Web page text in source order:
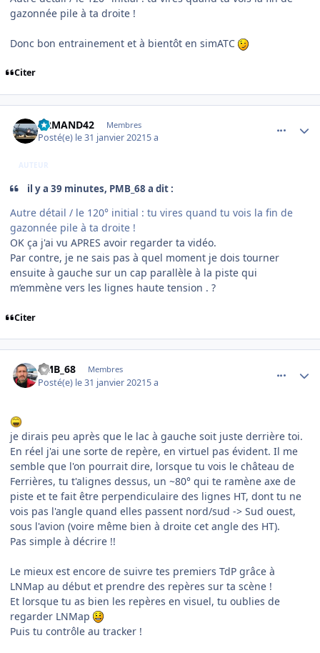
gazonnée pile à ta droite !
Donc bon entrainement et à bientôt en simATC
Citer
ARMAND42 Membres
Posté(e) le 31 janvier 20215 a
AUTEUR
il y a 39 minutes, PMB_68 a dit :
Autre détail / le 120° initial : tu vires quand tu vois la fin de
gazonnée pile à ta droite !
OK ça j'ai vu APRES avoir regarder ta vidéo.
Par contre, je ne sais pas à quel moment je dois tourner
ensuite à gauche sur un cap parallèle à la piste qui
m’emmène vers les lignes haute tension . ?
Citer
PMB_68 Membres
Posté(e) le 31 janvier 20215 a
je dirais peu après que le lac à gauche soit juste derrière toi.
En réel j'ai une sorte de repère, en virtuel pas évident. Il me
semble que l'on pourrait dire, lorsque tu vois le château de
Ferrières, tu t'alignes dessus, un ~80° qui te ramène axe de
piste et te fait être perpendiculaire des lignes HT, dont tu ne
vois pas l'angle quand elles passent nord/sud -> Sud ouest,
sous l'avion (voire même bien à droite cet angle des HT).
Pas simple à décrire !!
Le mieux est encore de suivre tes premiers TdP grâce à
LNMap au début et prendre des repères sur ta scène !
Et lorsque tu as bien les repères en visuel, tu oublies de
regarder LNMap
Puis tu contrôle au tracker !